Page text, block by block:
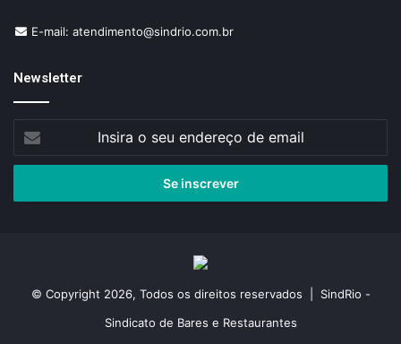
E-mail: atendimento@sindrio.com.br
Newsletter
seu
de
© Copyright 2026, Todos os direitos reservados | SindRio -
Sindicato de Bares e Restaurantes